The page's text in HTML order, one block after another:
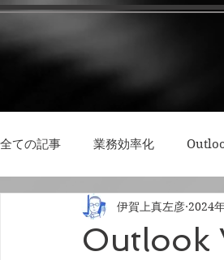
全ての記事 業務効率化
3Dプリント・模型 Python
Outlook
伊賀上真左彦 2024